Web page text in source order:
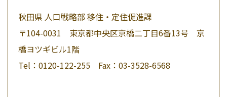
秋田県 人口戦略部 移住・定住促進課
〒104-0031 東京都中央区京橋二丁目6番13号 京
橋ヨツギビル1階
Tel：0120-122-255 Fax：03-3528-6568